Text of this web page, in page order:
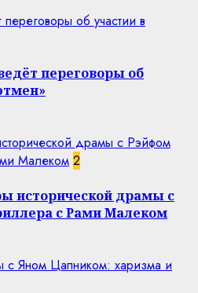
об участии в
переговоры об
драмы с Рэйфом
Малеком 2
исторической драмы с
с Рами Малеком
Яном Цапником: харизма и